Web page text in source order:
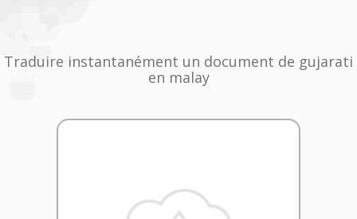
Traduire instantanément un document de gujarati
en malay